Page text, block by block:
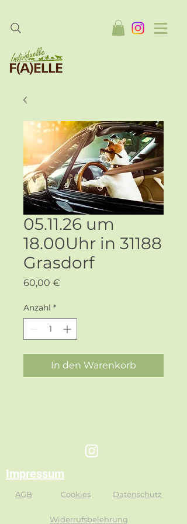
05.11.26 um
18.00Uhr in 31188
Grasdorf
60,00 €
Anzahl *
In den Warenkorb
Impressum
AGB Cookies Datenschutz
Widerrufsbelehrung